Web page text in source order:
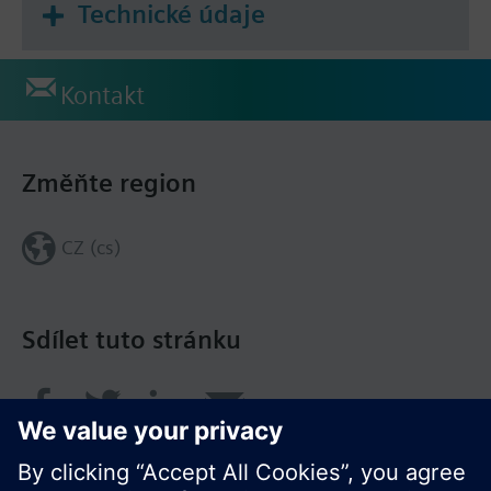
Technické údaje
Kontakt
Sdílet tuto stránku
Změňte region
CZ (cs)